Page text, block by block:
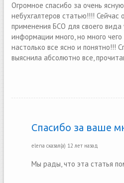
Огромное спасибо за очень
небухгалтеров статью!!!!
применения БСО для своего вида
информации много, но много
настолько все ясно и понятно!!!
выяснила абсолютно все,
Спасибо за ваше
elena сказал(а) 12 лет назад
Мы рады, что эта статья